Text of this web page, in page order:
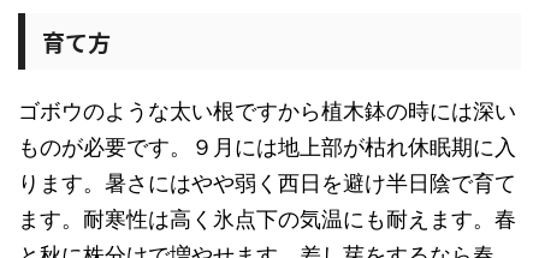
育て方
ゴボウのような太い根ですから植木鉢の時には深い
ものが必要です。９月には地上部が枯れ休眠期に入
ります。暑さにはやや弱く西日を避け半日陰で育て
ます。耐寒性は高く氷点下の気温にも耐えます。春